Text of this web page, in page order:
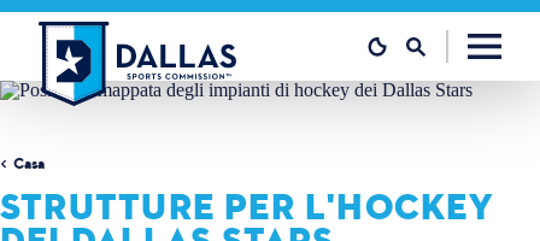
Vai al contenuto
Casa
STRUTTURE PER L'HOCKEY